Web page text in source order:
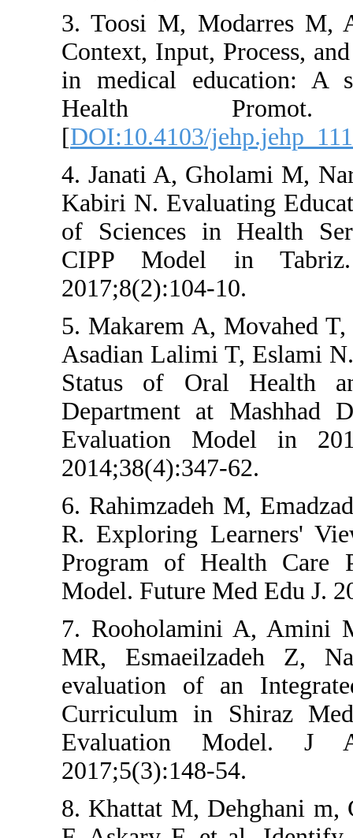
3. Toosi M,
Context, Input,
in medical
Health
[DOI:10.4103/
4. Janati A,
Kabiri N.
of Sciences
CIPP
2017;8(2):104-
5. Makarem
Asadian
Status of
Department
Evaluation
6.
R. Exploring
Program of
Model. Future
7.
MR,
evaluation of
Curriculum
2017;5(3):148-
8. Khattat M,